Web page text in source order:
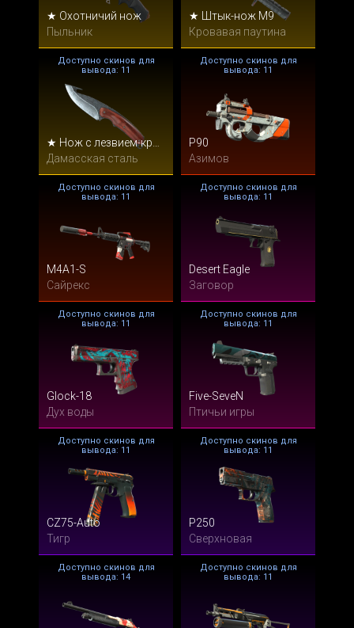
★ Охотничий нож
Пыльник
★ Штык-нож M9
Кровавая паутина
Дамасская сталь
Доступно скинов для
вывода: 11
P90
Азимов
Доступно скинов для
вывода: 11
M4A1-S
Сайрекс
Доступно скинов для
вывода: 11
Desert Eagle
Заговор
Доступно скинов для
вывода: 11
Glock-18
Дух воды
Доступно скинов для
вывода: 11
Five-SeveN
Птичьи игры
Доступно скинов для
вывода: 11
CZ75-Auto
Тигр
Доступно скинов для
вывода: 11
P250
Сверхновая
Доступно скинов для
вывода: 11
Доступно скинов для
вывода: 14
Доступно скинов для
вывода: 11